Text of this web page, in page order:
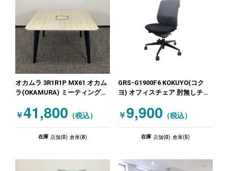
オカムラ 3R1R1P MX61 オカム
ラ(OKAMURA) ミーティングテ
￥41,800 （税込）
在庫 店舗(0) 倉庫(8)
GRS-G1900F6 KOKUYO(コク
ヨ) オフィスチェア 肘無しチェ
￥9,900 （税込）
在庫 店舗(0) 倉庫(5)